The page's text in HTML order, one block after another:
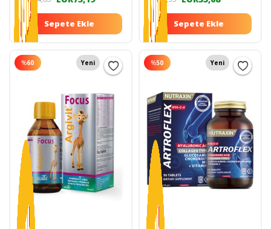
Sepete Ekle Sepete Ekle
%60 Yeni %50 Yeni